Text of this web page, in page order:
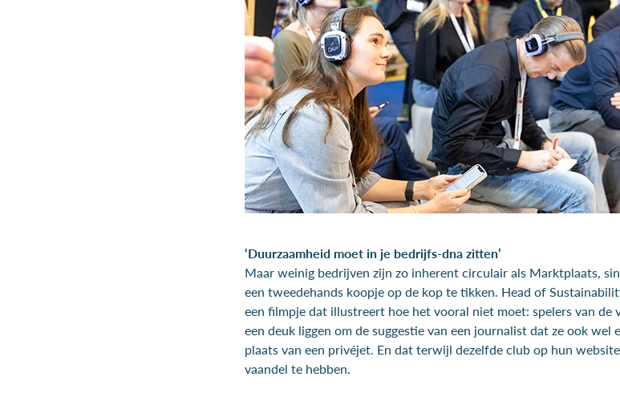
‘Duurzaamheid moet in je bedrijfs-dna zitten’
Maar weinig bedrijven zijn zo inherent circulair als Marktplaats,
een tweedehands koopje op de kop te tikken. Head of
een filmpje dat illustreert hoe het vooral niet moet: spelers van de
een deuk liggen om de suggestie van een journalist dat ze ook wel
plaats van een privéjet. En dat terwijl dezelfde club op hun
vaandel te hebben.